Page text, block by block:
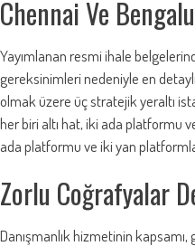
Chennai Ve
Yayımlanan resmi ihale
gereksinimleri nedeniyle en
olmak üzere üç stratejik yeraltı
her biri altı hat, iki ada platformu
ada platformu ve iki yan
Zorlu Coğrafyalar
Danışmanlık hizmetinin